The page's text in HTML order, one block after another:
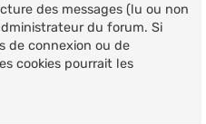
des messages (lu ou non
du forum. Si
de connexion ou de
cookies pourrait les